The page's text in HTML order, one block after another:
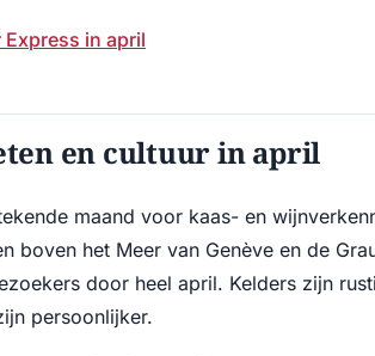
Express in april
en cultuur in april
maand voor kaas- en
boven het Meer van Genève en de
door heel april. Kelders zijn
persoonlijker.